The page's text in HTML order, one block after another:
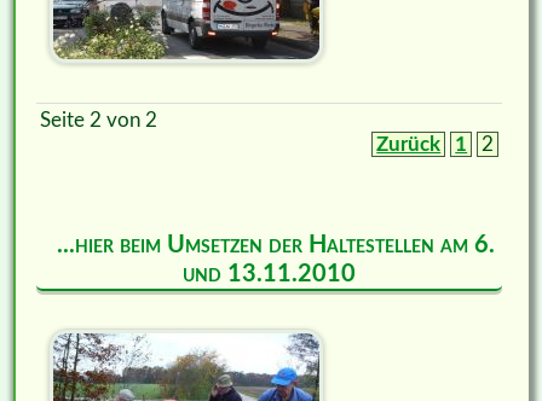
Seite 2 von 2
Zurück
1 2
...hier beim Umsetzen der Haltestellen am 6.
und 13.11.2010